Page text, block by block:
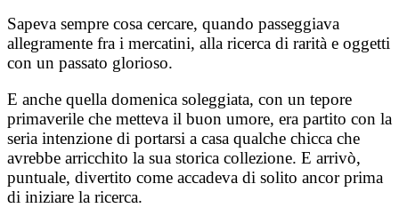
Sapeva sempre cosa cercare, quando passeggiava
allegramente fra i mercatini, alla ricerca di rarità e oggetti
con un passato glorioso.
E anche quella domenica soleggiata, con un tepore
primaverile che metteva il buon umore, era partito con la
seria intenzione di portarsi a casa qualche chicca che
avrebbe arricchito la sua storica collezione. E arrivò,
puntuale, divertito come accadeva di solito ancor prima
di iniziare la ricerca.